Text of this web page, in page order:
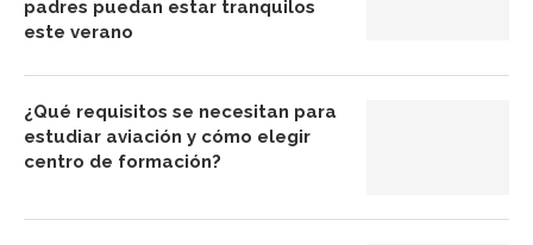
padres puedan estar tranquilos
este verano
¿Qué requisitos se necesitan para
estudiar aviación y cómo elegir
centro de formación?